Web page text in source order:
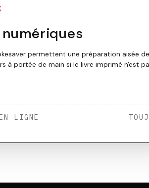
permettent une préparation aisée
à portée de main si le livre imprimé n'est
LIGNE